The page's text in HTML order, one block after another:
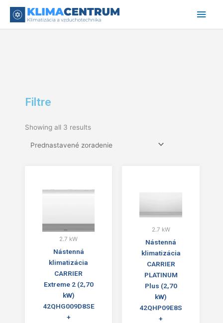
Filtre
Showing all 3 results
2.7 kW
Nástenná
klimatizácia
CARRIER
Extreme 2 (2,70
kW)
42QHG009D8SE
+
2.7 kW
Nástenná
klimatizácia
CARRIER
PLATINUM
Plus (2,70
kW)
42QHP09E8S
+